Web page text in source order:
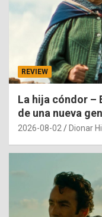
REVIEW
La hija cóndor –
de una nueva
2026-08-02 Dionar